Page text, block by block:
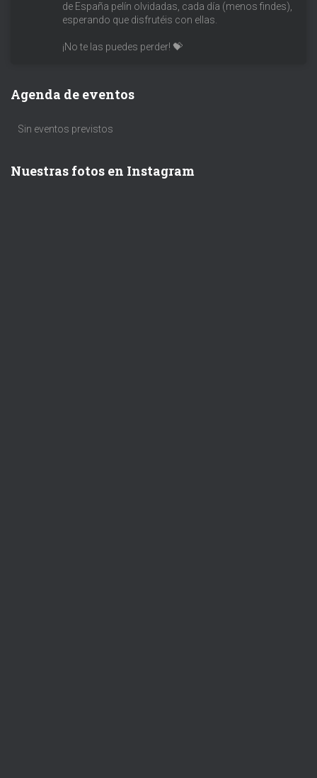
de España pelín olvidadas, cada día (menos findes),
esperando que disfrutéis con ellas.
¡No te las puedes perder! 💝
Agenda de eventos
Sin eventos previstos
Nuestras fotos en Instagram